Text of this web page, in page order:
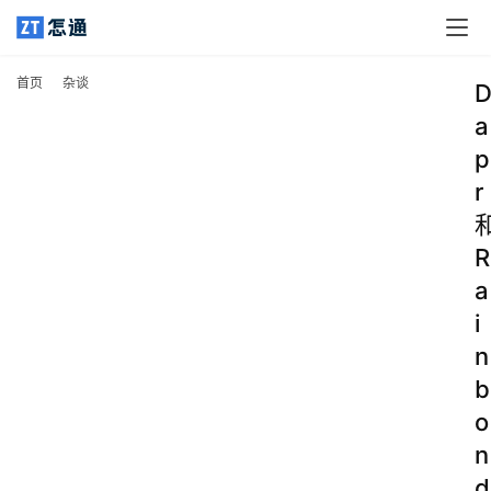
首页 杂谈
D
a
p
r
R
a
i
n
b
o
n